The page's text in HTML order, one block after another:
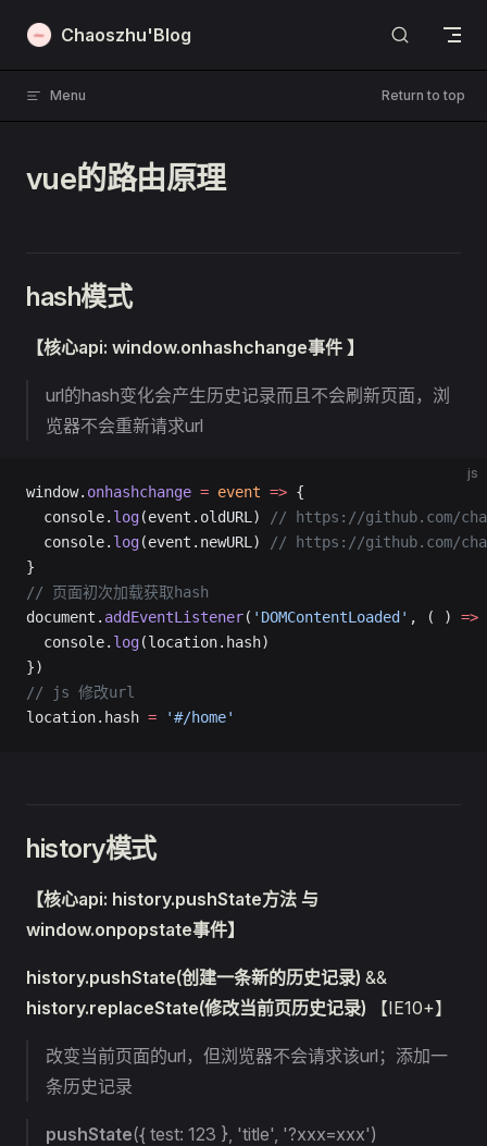
Skip to content
Chaoszhu'Blog
Menu Return to top
vue的路由原理
hash模式
【核心api: window.onhashchange事件 】
url的hash变化会产生历史记录而且不会刷新页面，浏
览器不会重新请求url
js
window. onhashchange = event => {
  console.
log(event.oldURL)
// https://github.com/
  console.
log(event.newURL)
// https://github.com/
}
// 页面初次加载获取hash
document. addEventListener( 'DOMContentLoaded' , ( ) =>
  console.
log(location.hash)
})
// js 修改url
location.hash = '#/home'
history模式
【核心api: history.pushState方法 与
window.onpopstate事件】
history.pushState(创建一条新的历史记录) &&
history.replaceState(修改当前页历史记录) 【IE10+】
改变当前页面的url，但浏览器不会请求该url；添加一
条历史记录
pushState({ test: 123 }, 'title', '?xxx=xxx')